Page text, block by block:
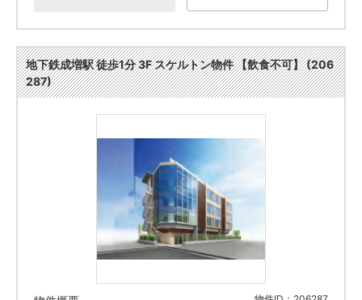
地下鉄成増駅 徒歩1分 3F スケルトン物件 【飲食不可】 (206
287)